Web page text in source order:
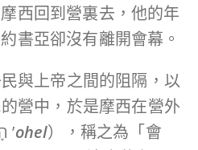
西回到營裏去，他的年
書亞卻沒有離開會幕。
與上帝之間的阻隔，以
營中，於是摩西在營外
搭了一個帳棚（הָאֹ֜הֶל ’ohel），稱之為「會